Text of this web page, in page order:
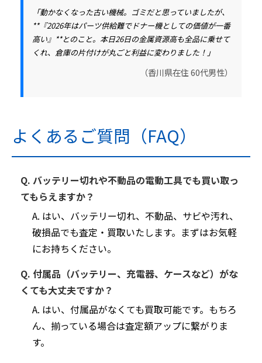
「動かなくなった古い機械。ゴミだと思っていましたが、
**『2026年はパーツ供給難でドナー機としての価値が一番
高い』**とのこと。本日26日の金属資源高も全品に乗せて
くれ、倉庫の片付けが丸ごと利益に変わりました！」
（香川県在住 60代男性）
よくあるご質問（FAQ）
Q. バッテリー切れや不動品の電動工具でも買い取っ
てもらえますか？
A. はい、バッテリー切れ、不動品、サビや汚れ、
破損品でも査定・買取いたします。まずはお気軽
にお持ちください。
Q. 付属品（バッテリー、充電器、ケースなど）がな
くても大丈夫ですか？
A. はい、付属品がなくても買取可能です。もちろ
ん、揃っている場合は査定額アップに繋がりま
す。